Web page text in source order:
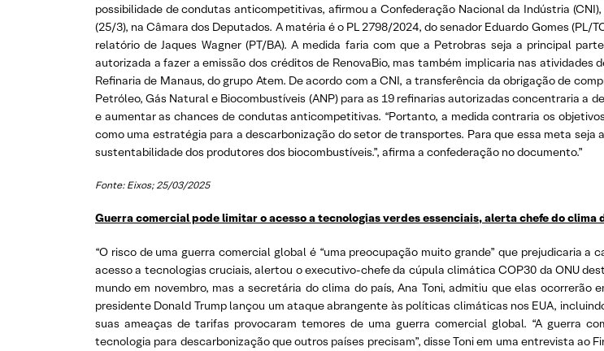
possibilidade de condutas anticompetitivas, afirmou a Confederação Nacional da Indústria
(25/3), na Câmara dos Deputados. A matéria é o PL 2798/2024, do senador Eduardo Gomes
relatório de Jaques Wagner (PT/BA). A medida faria com que a Petrobras seja a principal
autorizada a fazer a emissão dos créditos de RenovaBio, mas também implicaria nas atividades
Refinaria de Manaus, do grupo Atem. De acordo com a CNI, a transferência da obrigação de
Petróleo, Gás Natural e Biocombustíveis (ANP) para as 19 refinarias autorizadas concentraria a
e aumentar as chances de condutas anticompetitivas. “Portanto, a medida contraria os
como uma estratégia para a descarbonização do setor de transportes. Para que essa meta
sustentabilidade dos produtores dos biocombustíveis.”, afirma a confederação no documento.”
Fonte: Eixos; 25/03/2025
Guerra comercial pode limitar o acesso a tecnologias verdes essenciais, alerta chefe do clima
“O risco de uma guerra comercial global é “uma preocupação muito grande” que prejudicaria
acesso a tecnologias cruciais, alertou o executivo-chefe da cúpula climática COP30 da ONU
mundo em novembro, mas a secretária do clima do país, Ana Toni, admitiu que elas ocorrerão
presidente Donald Trump lançou um ataque abrangente às políticas climáticas nos EUA,
suas ameaças de tarifas provocaram temores de uma guerra comercial global. “A guerra
tecnologia para descarbonização que outros países precisam”, disse Toni em uma entrevista ao